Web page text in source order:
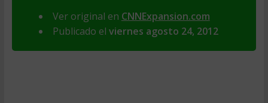
Ver original en CNNExpansion.com
Publicado el viernes agosto 24, 2012